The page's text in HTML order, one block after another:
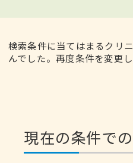
検索条件に当てはまるクリ
んでした。再度条件を変更
現在の条件で